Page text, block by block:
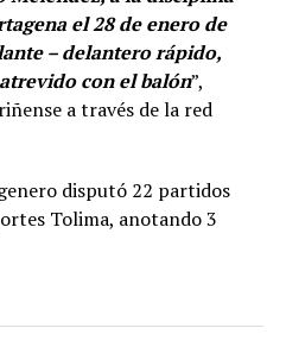
el 28 de enero de
– delantero rápido,
con el balón”,
a través de la red
disputó 22 partidos
Tolima, anotando 3